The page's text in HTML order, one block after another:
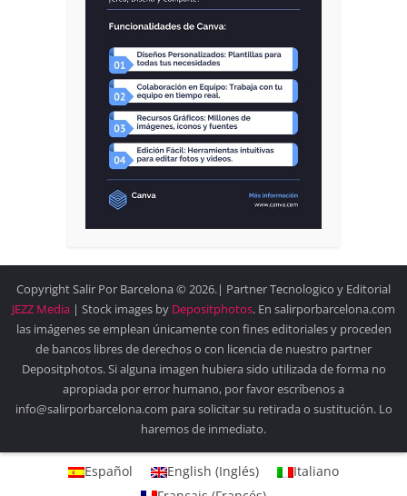
Copyright Salir Por Barcelona © 2026.| Partner Tecnologico y Editorial
JEZZ Media | Stock images by Depositphotos. En salirporbarcelona.com
las imágenes se emplean únicamente con fines editoriales y proceden
de bancos libres de derechos o con licencia de nuestro partner
Depositphotos. Si alguna imagen hubiera sido utilizada de forma no
apropiada por error humano, por favor escríbenos a
info@salirporbarcelona.com para solicitar su retirada o sustitución. Lo
haremos de inmediato.
Español English (Inglés)
Italiano